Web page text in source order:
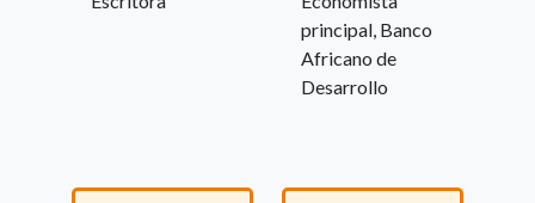
principal, Banco
Africano de
Desarrollo